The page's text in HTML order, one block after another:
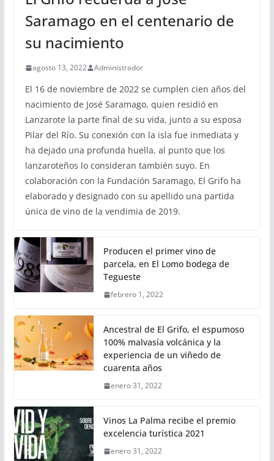
Saramago en el centenario de
su nacimiento
agosto 13, 2022 Administrador
El 16 de noviembre de 2022 se cumplen cien años del
nacimiento de José Saramago, quien residió en
Lanzarote la parte final de su vida, junto a su esposa
Pilar del Río. Su conexión con la isla fue inmediata y
ha dejado una profunda huella, al punto que los
lanzaroteños lo consideran también suyo. En
colaboración con la Fundación Saramago, El Grifo ha
elaborado y designado con su apellido una partida
única de vino de la vendimia de 2019.
Producen el primer vino de
parcela, en El Lomo bodega de
Tegueste
febrero 1, 2022
Ancestral de El Grifo, el espumoso
100% malvasía volcánica y la
experiencia de un viñedo de
cuarenta años
enero 31, 2022
Vinos La Palma recibe el premio
excelencia turística 2021
enero 31, 2022